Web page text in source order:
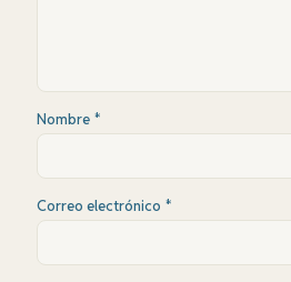
Nombre *
Correo electrónico *